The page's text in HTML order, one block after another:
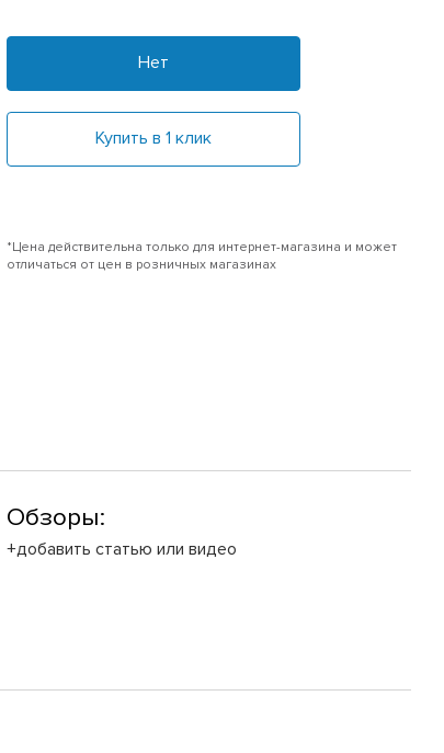
Нет
Купить в 1 клик
*Цена действительна только для интернет-магазина и может
отличаться от цен в розничных магазинах
Обзоры:
+добавить статью или видео